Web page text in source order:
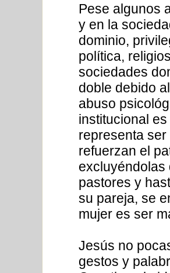
Pese algunos
y en la
dominio,
política,
sociedades
doble debido
abuso
institucional
representa
refuerzan el
excluyéndolas
pastores y
su pareja, se
mujer es ser
Jesús no
gestos y